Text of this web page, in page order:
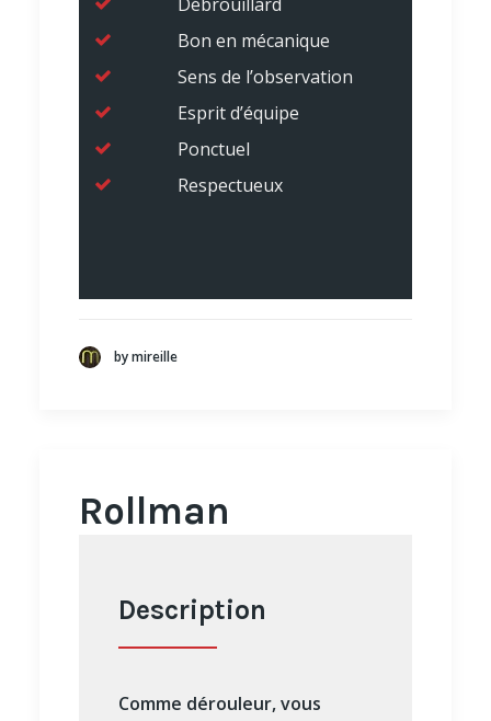
Bon en mécanique
Sens de l’observation
Esprit d’équipe
Ponctuel
Respectueux
by mireille
Rollman
Description
Comme dérouleur, vous